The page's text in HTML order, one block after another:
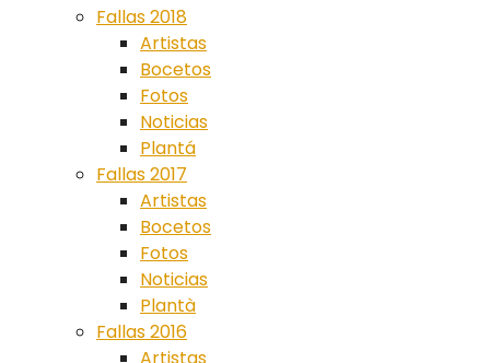
Fallas 2018
Artistas
Bocetos
Fotos
Noticias
Plantá
Fallas 2017
Artistas
Bocetos
Fotos
Noticias
Plantà
Fallas 2016